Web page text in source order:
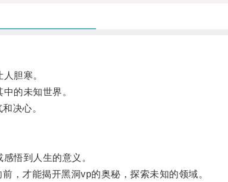
胆寒。
的未知世界。
决心。
悟到人生的意义。
才能揭开黑洞vp的奥秘，探索未知的领域。